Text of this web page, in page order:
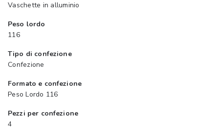
Vaschette in alluminio
Peso lordo
116
Tipo di confezione
Confezione
Formato e confezione
Peso Lordo 116
Pezzi per confezione
4